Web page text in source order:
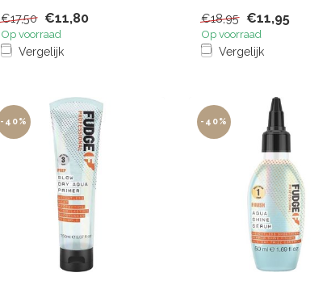
sp...
€17,50 €11,80
Op voorraad
Vergelijk
€18,95 €11,95
Op voorraad
Vergelijk
-40% -40%